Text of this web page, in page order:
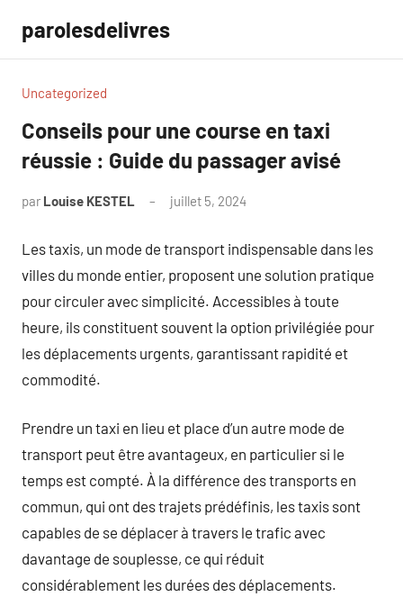
contenu
parolesdelivres
Uncategorized
Conseils pour une course en taxi
réussie : Guide du passager avisé
par Louise KESTEL juillet 5, 2024
Les taxis, un mode de transport indispensable dans les
villes du monde entier, proposent une solution pratique
pour circuler avec simplicité. Accessibles à toute
heure, ils constituent souvent la option privilégiée pour
les déplacements urgents, garantissant rapidité et
commodité.
Prendre un taxi en lieu et place d’un autre mode de
transport peut être avantageux, en particulier si le
temps est compté. À la différence des transports en
commun, qui ont des trajets prédéfinis, les taxis sont
capables de se déplacer à travers le trafic avec
davantage de souplesse, ce qui réduit
considérablement les durées des déplacements.